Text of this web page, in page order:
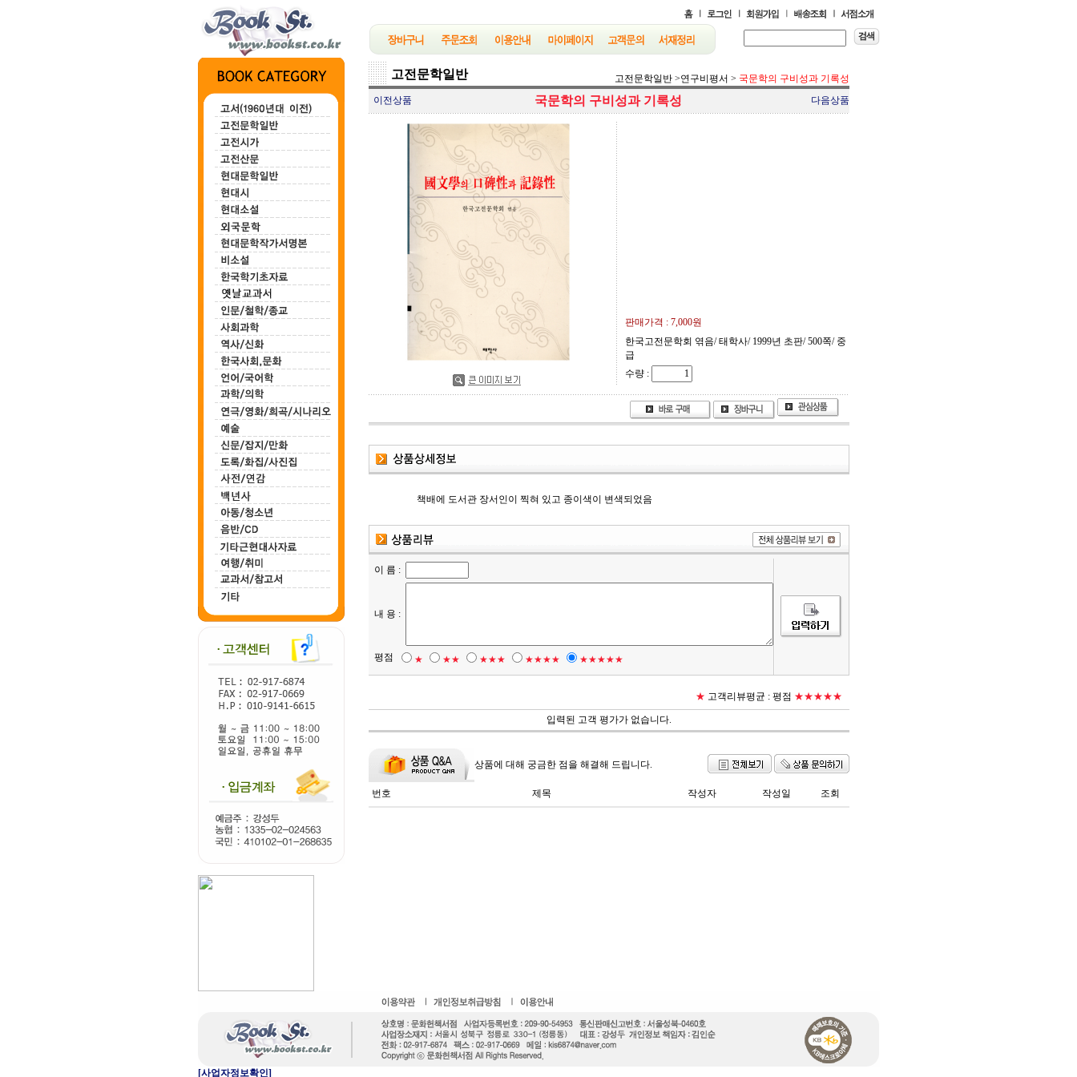
고전문학일반 고전문학일반 >연구비평서 > 국문학의 구비성과 기록성
이전상품
국문학의 구비성과 기록성 다음상품
판매가격 : 7,000원
한국고전문학회 엮음/ 태학사/ 1999년 초판/ 500쪽/ 중
급
수량 :
책배에 도서관 장서인이 찍혀 있고 종이색이 변색되었음
이 름 :
내 용 :
평점 ★ ★★ ★★★ ★★★★ ★★★★★
★ 고객리뷰평균 : 평점 ★★★★★
입력된 고객 평가가 없습니다.
상품에 대해 궁금한 점을 해결해 드립니다.
번호 제목 작성자 작성일 조회
[사업자정보확인]